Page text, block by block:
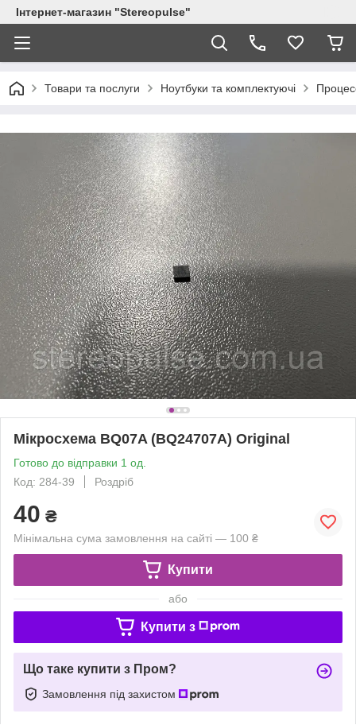
Інтернет-магазин "Stereopulse"
Товари та послуги Ноутбуки та комплектуючі
Мікросхема BQ07A (BQ24707A) Original
Готово до відправки 1 од.
Код: 284-39
Роздріб
40 ₴
Мінімальна сума замовлення на сайті — 100 ₴
Купити
або
Купити з
Що таке купити з Пром?
Замовлення під захистом